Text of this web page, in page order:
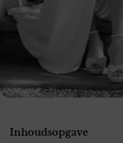
Inhoudsopgave